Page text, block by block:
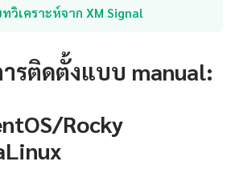
วิเคราะห์จาก XM Signal
รติดตั้งแบบ manual:
Rocky